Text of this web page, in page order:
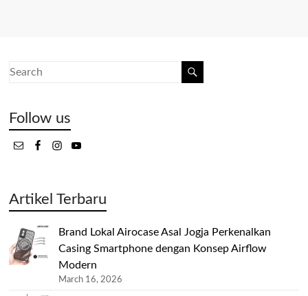
Follow us
Artikel Terbaru
Brand Lokal Airocase Asal Jogja Perkenalkan
Casing Smartphone dengan Konsep Airflow
Modern
March 16, 2026